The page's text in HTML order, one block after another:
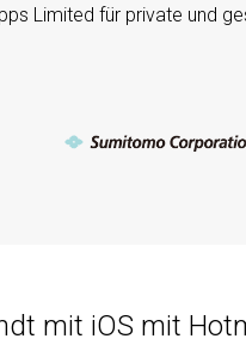
Limited für private und
mit iOS mit